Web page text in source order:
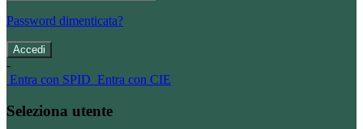
Password dimenticata?
-
Entra con SPID Entra con CIE
Seleziona utente